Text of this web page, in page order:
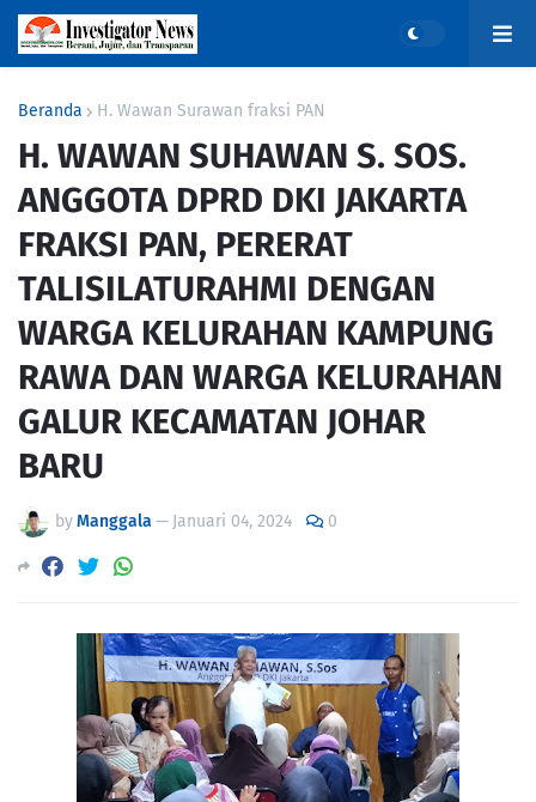
Beranda H. Wawan Surawan fraksi PAN
H. WAWAN SUHAWAN S. SOS.
ANGGOTA DPRD DKI JAKARTA
FRAKSI PAN, PERERAT
TALISILATURAHMI DENGAN
WARGA KELURAHAN KAMPUNG
RAWA DAN WARGA KELURAHAN
GALUR KECAMATAN JOHAR
BARU
byManggala — Januari 04, 2024 0